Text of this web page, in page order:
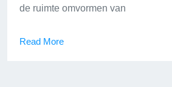
de ruimte omvormen van
Read More